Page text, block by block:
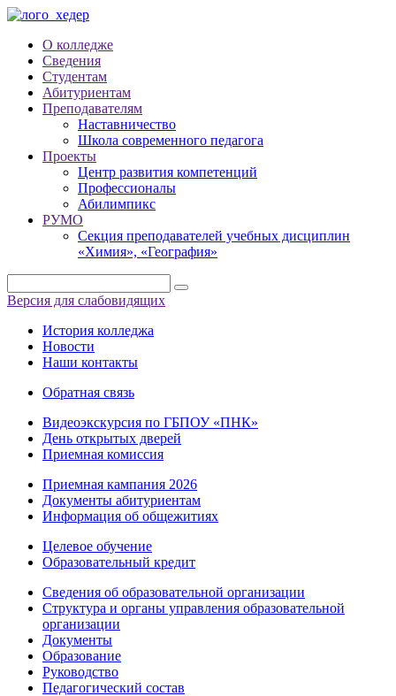
О колледже
Сведения
Студентам
Абитуриентам
Преподавателям
Наставничество
Школа современного педагога
Проекты
Центр развития компетенций
Профессионалы
Абилимпикс
РУМО
Секция преподавателей учебных дисциплин
«Химия», «География»
Версия для слабовидящих
История колледжа
Новости
Наши контакты
Обратная связь
Видеоэкскурсия по ГБПОУ «ПНК»
День открытых дверей
Приемная комиссия
Приемная кампания 2026
Дoкументы абитуриентам
Информация об общежитиях
Целевое обучение
Образовательный кредит
Сведения об образовательной организации
Структура и органы управления образовательной
организации
Документы
Образование
Руководство
Педагогический состав